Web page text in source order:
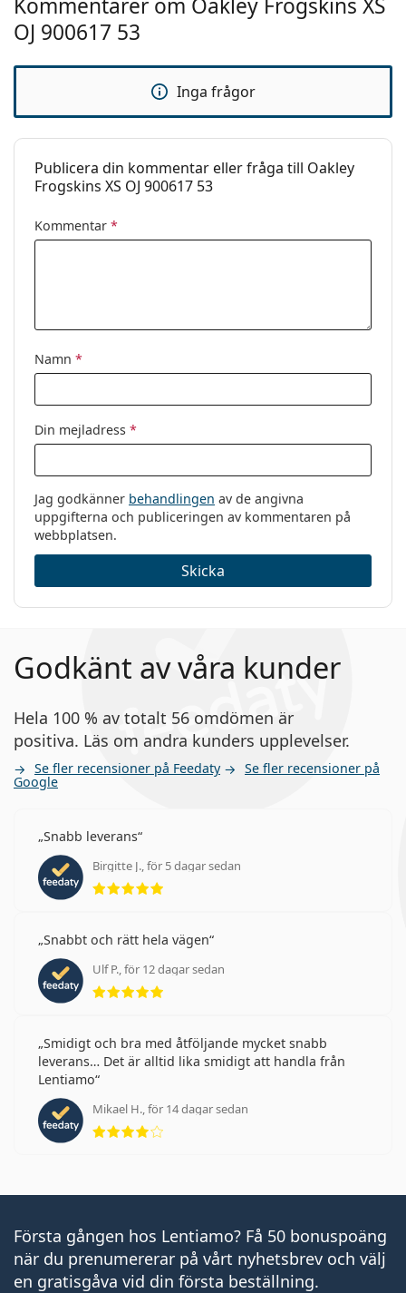
Övrigt
Kön:
Kategori:
Solglasögon
Oakley
Sport:
Vandring
Kod:
OJ 9006 17 53
OJ 900617 53
Inga frågor
Publicera din kommentar eller fråga till Oakley
Frogskins XS OJ 900617 53
Kommentar *
Namn *
Din mejladress *
Jag godkänner behandlingen av de angivna
uppgifterna och publiceringen av kommentaren på
webbplatsen.
Skicka
Godkänt av våra kunder
Hela 100 % av totalt 56 omdömen är
positiva. Läs om andra kunders upplevelser.
Se fler recensioner på Feedaty Se fler recensioner på
Google
Snabb leverans
Birgitte J., för 5 dagar sedan
Betyg 5 av 5
Snabbt och rätt hela vägen
Ulf P., för 12 dagar sedan
Betyg 5 av 5
Smidigt och bra med åtföljande mycket snabb
leverans… Det är alltid lika smidigt att handla från
Lentiamo
Mikael H., för 14 dagar sedan
Betyg 4 av 5
Första gången hos Lentiamo? Få 50 bonuspoäng
när du prenumererar på vårt nyhetsbrev och välj
en gratisgåva vid din första beställning.